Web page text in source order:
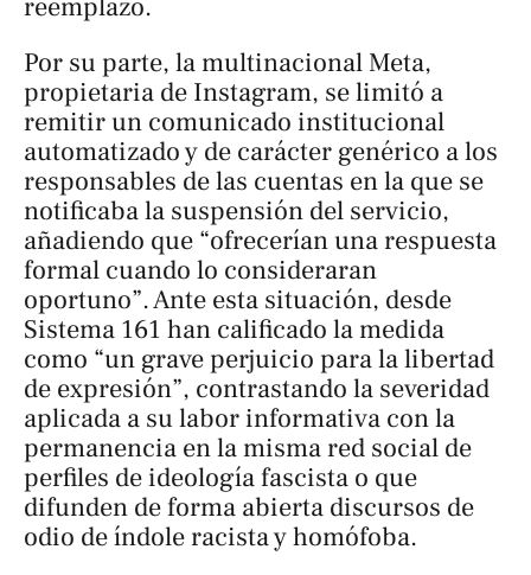
Por su parte, la multinacional Meta,
propietaria de Instagram, se limitó a
remitir un comunicado institucional
automatizado y de carácter genérico a los
responsables de las cuentas en la que se
notificaba la suspensión del servicio,
añadiendo que “ofrecerían una respuesta
formal cuando lo consideraran
oportuno”. Ante esta situación, desde
Sistema 161 han calificado la medida
como “un grave perjuicio para la libertad
de expresión”, contrastando la severidad
aplicada a su labor informativa con la
permanencia en la misma red social de
perfiles de ideología fascista o que
difunden de forma abierta discursos de
odio de índole racista y homófoba.